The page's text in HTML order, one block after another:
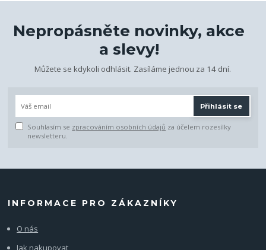
Nepropásněte novinky, akce
a slevy!
Můžete se kdykoli odhlásit. Zasíláme jednou za 14 dní.
Přihlásit se
Souhlasím se zpracováním osobních údajů za účelem rozesílky
newsletteru.
INFORMACE PRO ZÁKAZNÍKY
O nás
Jak nakupovat